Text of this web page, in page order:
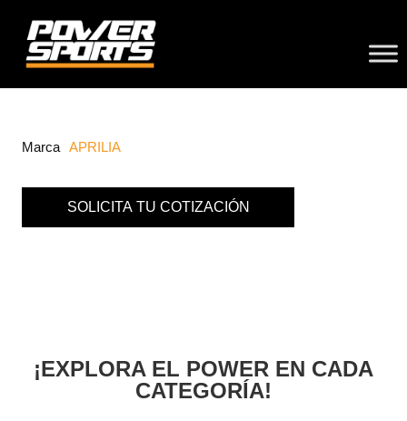
Marca APRILIA
SOLICITA TU COTIZACIÓN
¡EXPLORA EL POWER EN CADA
CATEGORÍA!